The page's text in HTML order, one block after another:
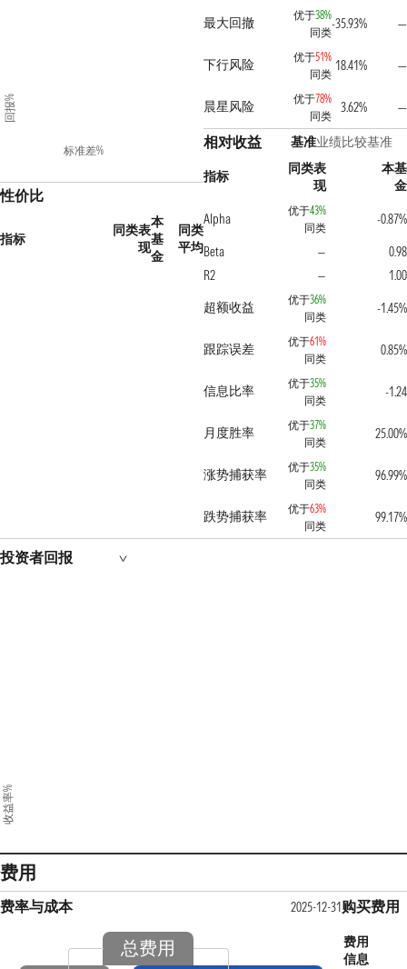
标准差%
回报%
性价比
指标
同类表
现
本
基
金
同类
平均
最大回撤 优于38%
同类
-35.93% —
下行风险 优于51%
同类
18.41% —
晨星风险 优于78%
同类
3.62% —
相对收益 基准业绩比较基准
指标
同类表
现
本基
金
Alpha
优于43%
同类
-0.87%
Beta
—
0.98
R2
—
1.00
超额收益
优于36%
同类
-1.45%
跟踪误差 优于61%
同类
0.85%
信息比率 优于35%
同类
-1.24
月度胜率 优于37%
同类
25.00%
涨势捕获率 优于35%
同类
96.99%
跌势捕获率 优于63%
同类
99.17%
投资者回报
收益率%
费用
费率与成本 2025-12-31
总费用
购买费用
费用
信息